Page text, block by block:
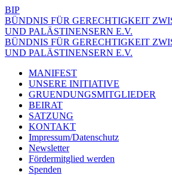
BIP
BÜNDNIS FÜR GERECHTIGKEIT
UND PALÄSTINENSERN E.V.
BÜNDNIS FÜR GERECHTIGKEIT
UND PALÄSTINENSERN E.V.
MANIFEST
UNSERE INITIATIVE
GRUENDUNGSMITGLIEDER
BEIRAT
SATZUNG
KONTAKT
Impressum/Datenschutz
Newsletter
Fördermitglied werden
Spenden